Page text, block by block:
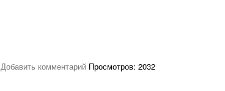
Добавить комментарий Просмотров: 2032